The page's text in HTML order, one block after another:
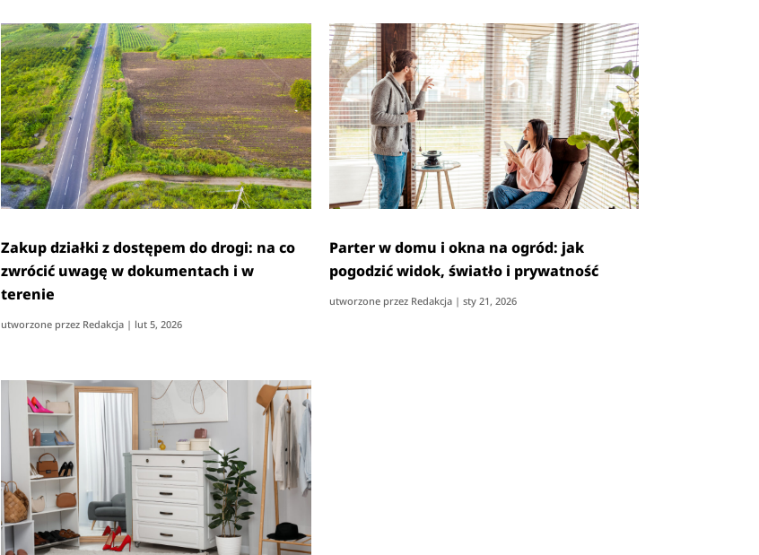
Zakup działki z dostępem do drogi: na co
zwrócić uwagę w dokumentach i w
terenie
utworzone przez Redakcja | lut 5, 2026
Parter w domu i okna na ogród: jak
pogodzić widok, światło i prywatność
utworzone przez Redakcja| sty 21, 2026